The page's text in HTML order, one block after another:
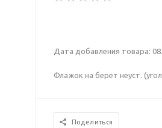
Дата добавления товара:
Флажок на берет неуст.
Поделиться